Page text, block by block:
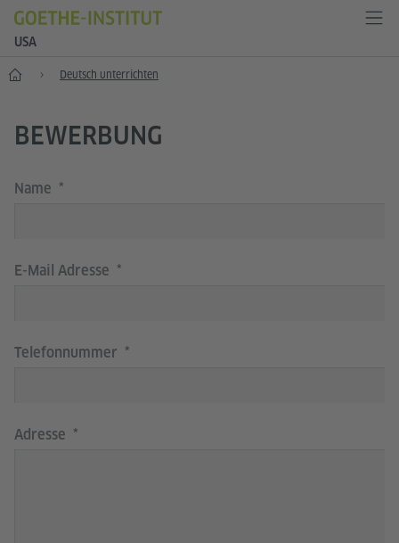
USA
Start Deutsch unterrichten
BEWERBUNG
Name
E-Mail Adresse
Telefonnummer
Adresse